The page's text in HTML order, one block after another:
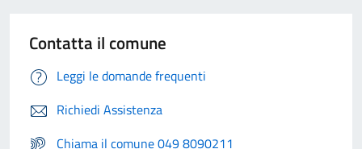
Contatta il comune
Leggi le domande frequenti
Richiedi Assistenza
Chiama il comune 049 8090211